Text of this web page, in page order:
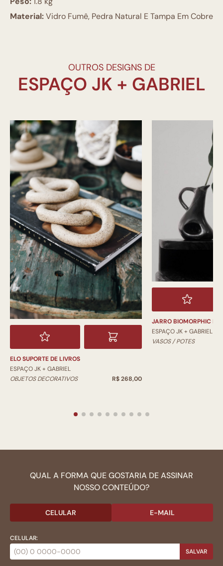
Material:Vidro Fumê, Pedra Natural E Tampa Em Cobre
OUTROS DESIGNS DE
ELO SUPORTE DE LIVROS
ESPAÇO JK + GABRIEL
OBJETOS DECORATIVOS
R$ 268,00
JARRO BIOMORPHIC
ESPAÇO JK + GABRIEL
VASOS / POTES
QUAL A FORMA QUE GOSTARIA DE ASSINAR
NOSSO CONTEÚDO?
CELULAR E-MAIL
CELULAR:
SALVAR